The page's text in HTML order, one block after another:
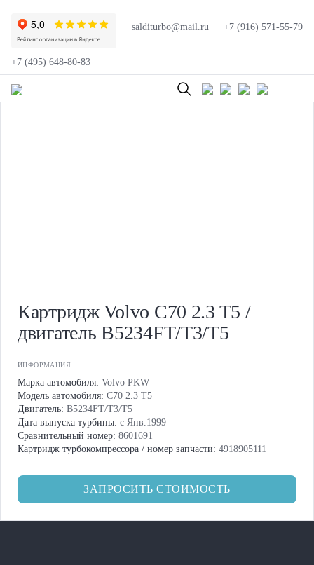
salditurbo@mail.ru +7 (916) 571-55-79
+7 (495) 648-80-83
Картридж Volvo C70 2.3 T5 /
двигатель B5234FT/T3/T5
ИНФОРМАЦИЯ
Марка автомобиля: Volvo PKW
Модель автомобиля: C70 2.3 T5
Двигатель: B5234FT/T3/T5
Дата выпуска турбины: с Янв.1999
Сравнительный номер: 8601691
Картридж турбокомпрессора / номер запчасти: 4918905111
ЗАПРОСИТЬ СТОИМОСТЬ